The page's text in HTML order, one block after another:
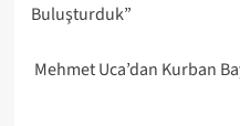
Buluşturduk”
Mehmet Uca’dan Kurban